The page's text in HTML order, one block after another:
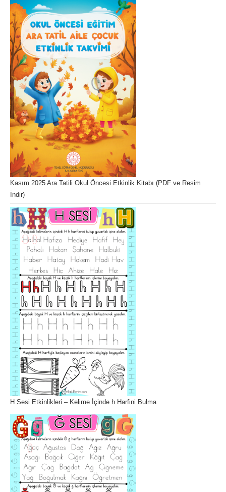
Kasım 2025 Ara Tatili Okul Öncesi Etkinlik Kitabı (PDF ve Resim
İndir)
H Sesi Etkinlikleri – Kelime İçinde h Harfini Bulma